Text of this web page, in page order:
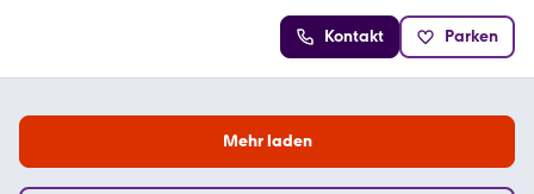
Kontakt Parken
Mehr laden